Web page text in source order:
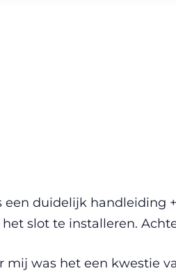
een duidelijk handleiding
het slot te installeren.
mij was het een kwestie